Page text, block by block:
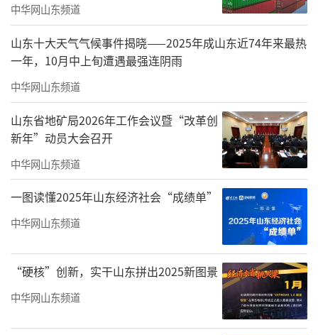
活动还展示了“数字人”、AI通识课以及
新启用的央馆人工智能课程。相关领域专家和
教师也对此进行了点评和探讨。
中华网山东频道
山东十大天气气候事件揭晓——2025年成山东近74年来最热
一年，10月中上旬遭遇最强连阴雨
中华网山东频道
山东省地矿局2026年工作会议暨“改革创
新年”动员大会召开
中华网山东频道
一图读懂2025年山东经济社会“成绩单”
中华网山东频道
“硬核”创新，实干山东拼出2025新图景
中华网山东频道